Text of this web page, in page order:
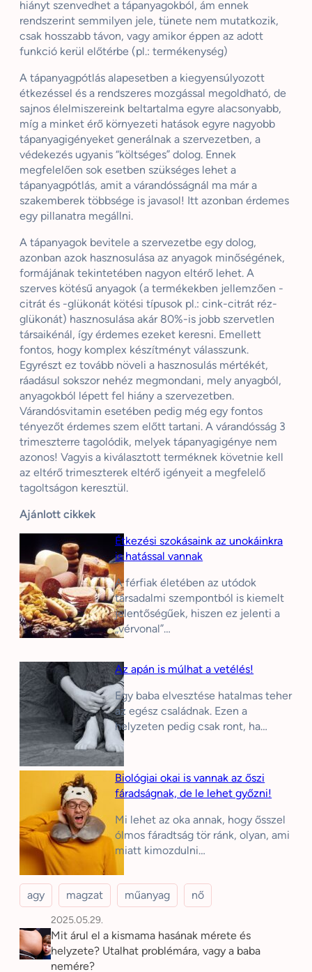
hiányt szenvedhet a tápanyagokból, ám ennek
rendszerint semmilyen jele, tünete nem mutatkozik,
csak hosszabb távon, vagy amikor éppen az adott
funkció kerül előtérbe (pl.: termékenység)
A tápanyagpótlás alapesetben a kiegyensúlyozott
étkezéssel és a rendszeres mozgással megoldható, de
sajnos élelmiszereink beltartalma egyre alacsonyabb,
míg a minket érő környezeti hatások egyre nagyobb
tápanyagigényeket generálnak a szervezetben, a
védekezés ugyanis “költséges” dolog. Ennek
megfelelően sok esetben szükséges lehet a
tápanyagpótlás, amit a várandósságnál ma már a
szakemberek többsége is javasol! Itt azonban érdemes
egy pillanatra megállni.
A tápanyagok bevitele a szervezetbe egy dolog,
azonban azok hasznosulása az anyagok minőségének,
formájának tekintetében nagyon eltérő lehet. A
szerves kötésű anyagok (a termékekben jellemzően -
citrát és -glükonát kötési típusok pl.: cink-citrát réz-
glükonát) hasznosulása akár 80%-is jobb szervetlen
társaikénál, így érdemes ezeket keresni. Emellett
fontos, hogy komplex készítményt válasszunk.
Egyrészt ez tovább növeli a hasznosulás mértékét,
ráadásul sokszor nehéz megmondani, mely anyagból,
anyagokból lépett fel hiány a szervezetben.
Várandósvitamin esetében pedig még egy fontos
tényezőt érdemes szem előtt tartani. A várandósság 3
trimeszterre tagolódik, melyek tápanyagigénye nem
azonos! Vagyis a kiválasztott terméknek követnie kell
az eltérő trimeszterek eltérő igényeit a megfelelő
tagoltságon keresztül.
Ajánlott cikkek
Étkezési szokásaink az unokáinkra
is hatással vannak
A férfiak életében az utódok
társadalmi szempontból is kiemelt
jelentőségűek, hiszen ez jelenti a
„vérvonal”…
Az apán is múlhat a vetélés!
Egy baba elvesztése hatalmas teher
az egész családnak. Ezen a
helyzeten pedig csak ront, ha…
Biológiai okai is vannak az őszi
fáradságnak, de le lehet győzni!
Mi lehet az oka annak, hogy ősszel
ólmos fáradtság tör ránk, olyan, ami
miatt kimozdulni…
agy magzat műanyag nő
2025.05.29.
Mit árul el a kismama hasának mérete és
helyzete? Utalhat problémára, vagy a baba
nemére?